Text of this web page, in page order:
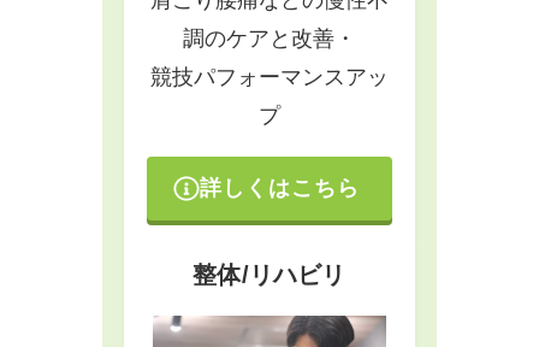
調のケアと改善・
競技パフォーマンスアッ
プ
詳しくはこちら
整体/リハビリ